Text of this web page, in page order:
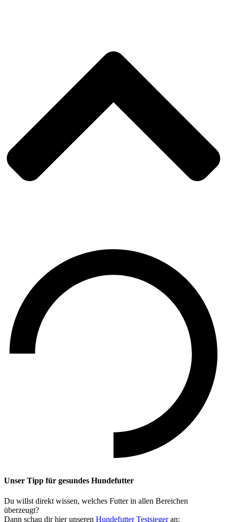
Unser Tipp für gesundes Hundefutter
Du willst direkt wissen, welches Futter in allen Bereichen
überzeugt?
Dann schau dir hier unseren Hundefutter Testsiegeran: